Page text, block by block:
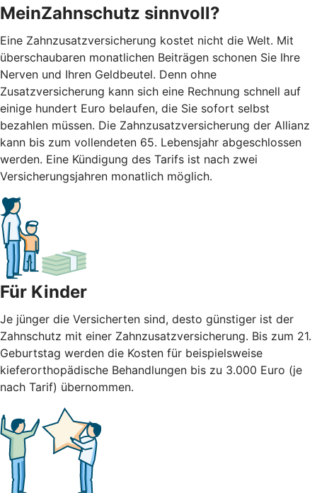
MeinZahnschutz sinnvoll?
Eine Zahnzusatzversicherung kostet nicht die Welt. Mit
überschaubaren monatlichen Beiträgen schonen Sie Ihre
Nerven und Ihren Geldbeutel. Denn ohne
Zusatzversicherung kann sich eine Rechnung schnell auf
einige hundert Euro belaufen, die Sie sofort selbst
bezahlen müssen. Die Zahnzusatzversicherung der Allianz
kann bis zum vollendeten 65. Lebensjahr abgeschlossen
werden. Eine Kündigung des Tarifs ist nach zwei
Versicherungsjahren monatlich möglich.
Für Kinder
Je jünger die Versicherten sind, desto günstiger ist der
Zahnschutz mit einer Zahnzusatzversicherung. Bis zum 21.
Geburtstag werden die Kosten für beispielsweise
kieferorthopädische Behandlungen bis zu 3.000 Euro (je
nach Tarif) übernommen.